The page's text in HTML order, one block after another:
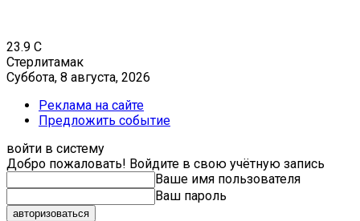
23.9 C
Стерлитамак
Суббота, 8 августа, 2026
Реклама на сайте
Предложить событие
войти в систему
Добро пожаловать! Войдите в свою учётную запись
Ваше имя пользователя
Ваш пароль